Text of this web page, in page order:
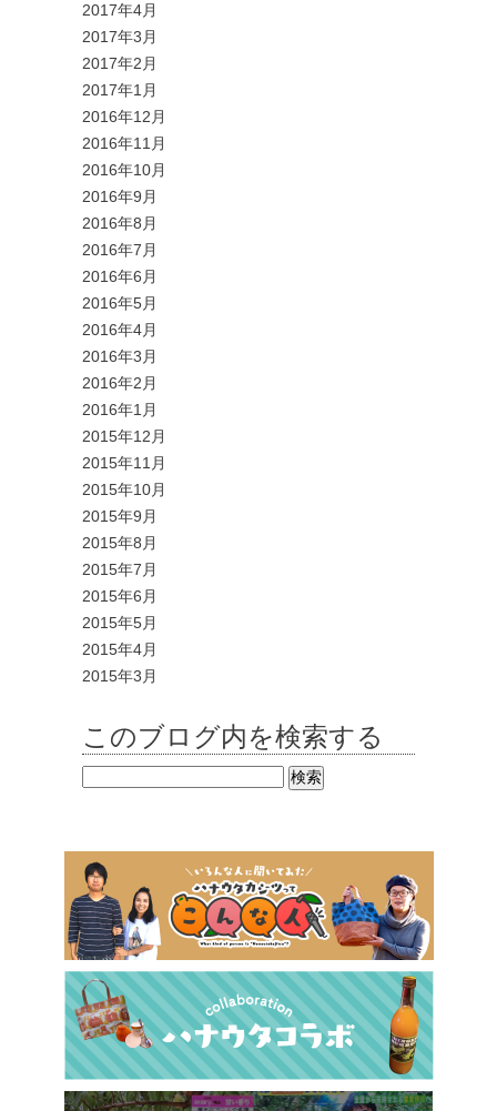
2017年4月
2017年3月
2017年2月
2017年1月
2016年12月
2016年11月
2016年10月
2016年9月
2016年8月
2016年7月
2016年6月
2016年5月
2016年4月
2016年3月
2016年2月
2016年1月
2015年12月
2015年11月
2015年10月
2015年9月
2015年8月
2015年7月
2015年6月
2015年5月
2015年4月
2015年3月
このブログ内を検索する